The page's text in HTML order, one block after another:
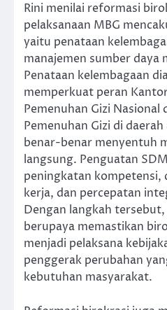
Rini menilai reformasi
pelaksanaan MBG
yaitu penataan
manajemen sumber daya
Penataan kelembagaan
memperkuat peran
Pemenuhan Gizi Nasional
Pemenuhan Gizi di
benar-benar menyentuh
langsung. Penguatan
peningkatan kompetensi,
kerja, dan percepatan
Dengan langkah
berupaya memastikan
menjadi pelaksana
penggerak perubahan
kebutuhan masyarakat.